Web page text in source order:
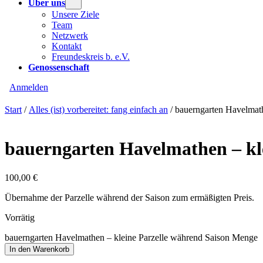
Über uns
Unsere Ziele
Team
Netzwerk
Kontakt
Freundeskreis b. e.V.
Genossenschaft
Anmelden
Start / Alles (ist) vorbereitet: fang einfach an / bauerngarten
bauerngarten Havelmathen –
100,00 €
Übernahme der Parzelle während der Saison zum ermäßigten Preis.
Vorrätig
bauerngarten Havelmathen – kleine Parzelle während Saison Menge
In den Warenkorb